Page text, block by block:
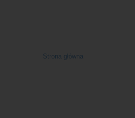
Strona główna